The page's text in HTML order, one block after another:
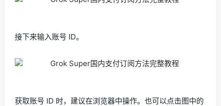
接下来输入账号 ID。
获取账号 ID 时，建议在浏览器中操作。也可以点击图中的